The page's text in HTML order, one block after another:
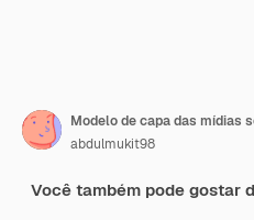
abdulmukit98
Você também pode gostar